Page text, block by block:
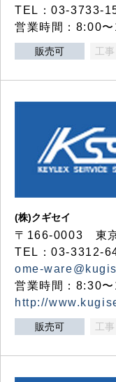
TEL：03-3733-
営業時間：8:00
販売可 工
(株)クギセイ
〒166-0003 東
TEL：03-3312-
ome-
営業時間：8:30
http://
販売可 工